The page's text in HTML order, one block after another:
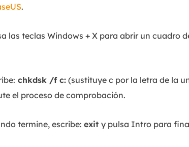
.
las teclas Windows + X para abrir un cuadro
chkdsk /f c: (sustituye c por la letra de la
el proceso de comprobación.
termine, escribe: exit y pulsa Intro para